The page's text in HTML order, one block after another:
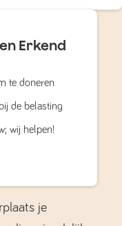
Erkend
te doneren
de belasting
wij helpen!
je